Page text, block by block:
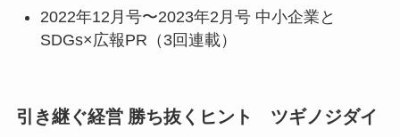
2022年12月号〜2023年2月号 中小企業と
SDGs×広報PR（3回連載）
引き継ぐ経営 勝ち抜くヒント ツギノジダイ